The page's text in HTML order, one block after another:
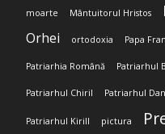
moarte Mântuitorul Hristos
Orhei ortodoxia Papa
Patriarhia Română Patriarhul
Patriarhul Chiril Patriarhul
Patriarhul Kirill pictura